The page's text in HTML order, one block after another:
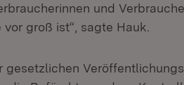
und
groß ist“, sagte Hauk.
gesetzlichen